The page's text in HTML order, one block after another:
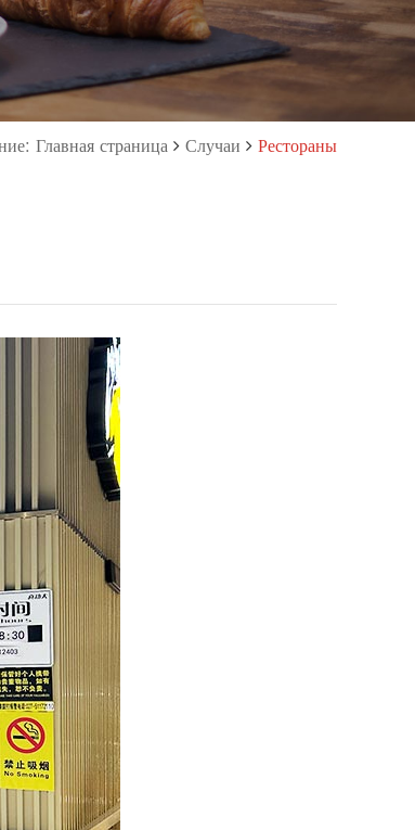
Главная страница Случаи Рестораны